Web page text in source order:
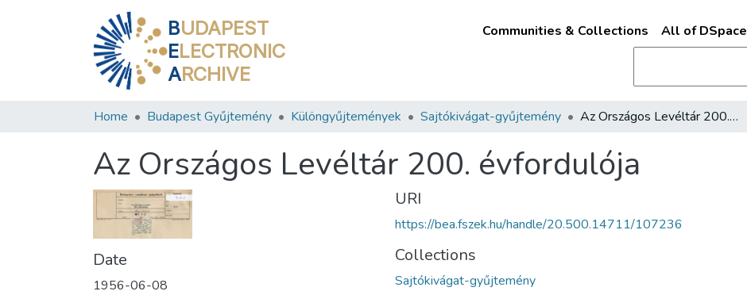
BUDAPEST
ELECTRONIC
ARCHIVE
Communities & Collections All of DSpace
Home Budapest Gyűjtemény Különgyűjtemények Sajtókivágat-gyűjtemény Az Országos Levéltár 200. évfordulója
Az Országos Levéltár 200. évfordulója
Date
1956-06-08
URI
https://bea.fszek.hu/handle/20.500.14711/107236
Collections
Sajtókivágat-gyűjtemény